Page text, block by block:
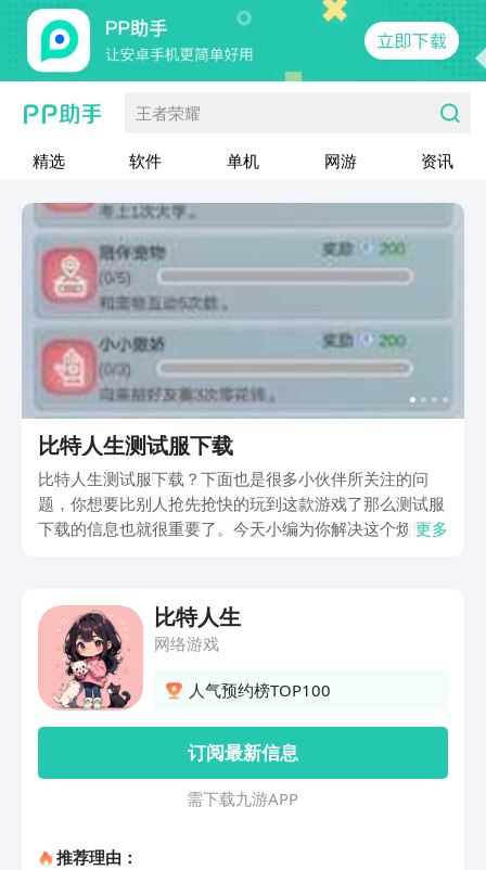
王者荣耀
精选 软件 单机 网游 资讯
比特人生测试服下载
比特人生测试服下载？下面也是很多小伙伴所关注的问
题，你想要比别人抢先抢快的玩到这款游戏了那么测试服
下载的信息也就很重要了。今天小编为你解决这个烦恼，
更多
比特人生
网络游戏
人气预约榜TOP100
订阅最新信息
需 下 载 九 游 A P P
推荐理由：